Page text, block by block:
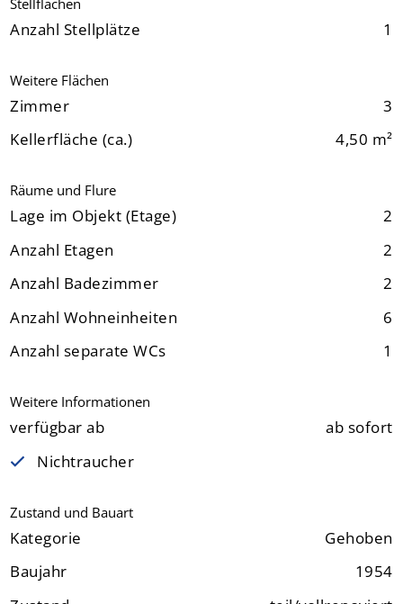
Anzahl Stellplätze 1
Weitere Flächen
Zimmer
3
Kellerfläche (ca.)
4,50 m²
Räume und Flure
Lage im Objekt (Etage)
2
Anzahl Etagen
2
Anzahl Badezimmer
2
Anzahl Wohneinheiten
6
Anzahl separate WCs
1
Weitere Informationen
verfügbar ab
ab sofort
Nichtraucher
Zustand und Bauart
Kategorie
Gehoben
Baujahr
1954